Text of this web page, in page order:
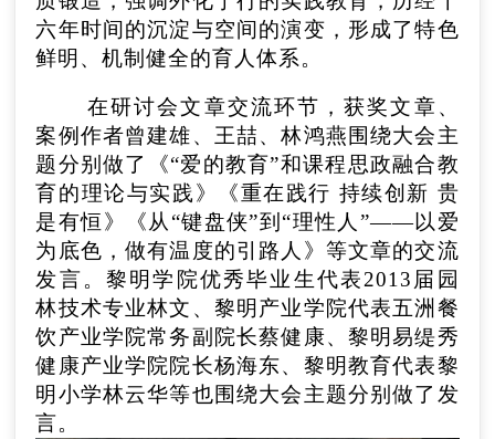
六年时间的沉淀与空间的演变，形成了特色
鲜明、机制健全的育人体系。
在研讨会文章交流环节，获奖文章、
案例作者曾建雄、王喆、林鸿燕围绕大会主
题分别做了《“爱的教育”和课程思政融合教
育的理论与实践》《重在践行 持续创新 贵
是有恒》《从“键盘侠”到“理性人”——以爱
为底色，做有温度的引路人》等文章的交流
发言。黎明学院优秀毕业生代表2013届园
林技术专业林文、黎明产业学院代表五洲餐
饮产业学院常务副院长蔡健康、黎明易缇秀
健康产业学院院长杨海东、黎明教育代表黎
明小学林云华等也围绕大会主题分别做了发
言。